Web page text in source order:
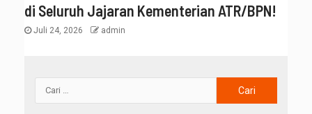
di Seluruh Jajaran Kementerian ATR/BPN!
Juli 24, 2026 admin